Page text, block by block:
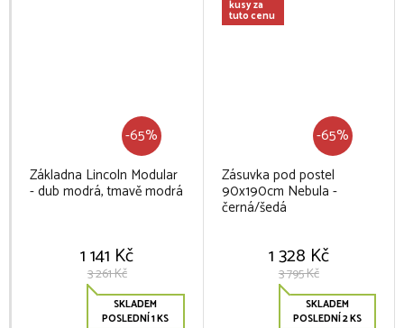
-65%
Základna Lincoln Modular
- dub modrá, tmavě modrá
1 141 Kč
3 261 Kč
SKLADEM
POSLEDNÍ 1 KS
kusy za
tuto cenu
-65%
Zásuvka pod postel
90x190cm Nebula -
černá/šedá
1 328 Kč
3 795 Kč
SKLADEM
POSLEDNÍ 2 KS